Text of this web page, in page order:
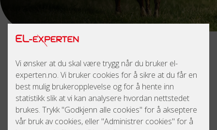
kontroll av brannalarmanlegget. Det stilles krav til at
denne skal utføres av et godkjent foretak. Vi har
sertifisert personell iht. FG-750, og har
selskapssertifiseringen FG-760.
Serviceavtale